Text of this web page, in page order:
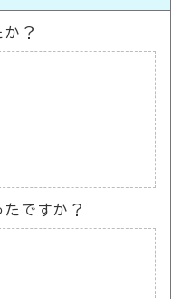
か？
たですか？